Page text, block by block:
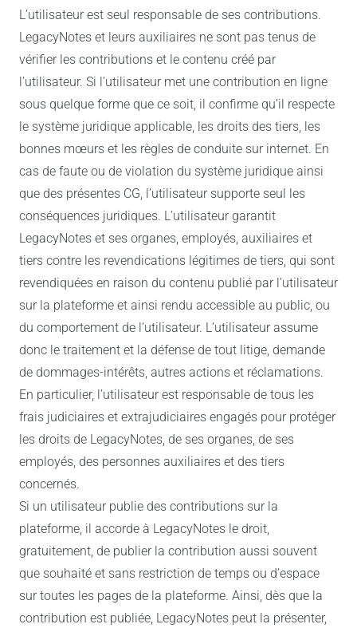
L’utilisateur est seul responsable de ses contributions.
LegacyNotes et leurs auxiliaires ne sont pas tenus de
vérifier les contributions et le contenu créé par
l’utilisateur. Si l’utilisateur met une contribution en ligne
sous quelque forme que ce soit, il confirme qu’il respecte
le système juridique applicable, les droits des tiers, les
bonnes mœurs et les règles de conduite sur internet. En
cas de faute ou de violation du système juridique ainsi
que des présentes CG, l’utilisateur supporte seul les
conséquences juridiques. L’utilisateur garantit
LegacyNotes et ses organes, employés, auxiliaires et
tiers contre les revendications légitimes de tiers, qui sont
revendiquées en raison du contenu publié par l’utilisateur
sur la plateforme et ainsi rendu accessible au public, ou
du comportement de l’utilisateur. L’utilisateur assume
donc le traitement et la défense de tout litige, demande
de dommages-intérêts, autres actions et réclamations.
En particulier, l’utilisateur est responsable de tous les
frais judiciaires et extrajudiciaires engagés pour protéger
les droits de LegacyNotes, de ses organes, de ses
employés, des personnes auxiliaires et des tiers
concernés.
Si un utilisateur publie des contributions sur la
plateforme, il accorde à LegacyNotes le droit,
gratuitement, de publier la contribution aussi souvent
que souhaité et sans restriction de temps ou d’espace
sur toutes les pages de la plateforme. Ainsi, dès que la
contribution est publiée, LegacyNotes peut la présenter,